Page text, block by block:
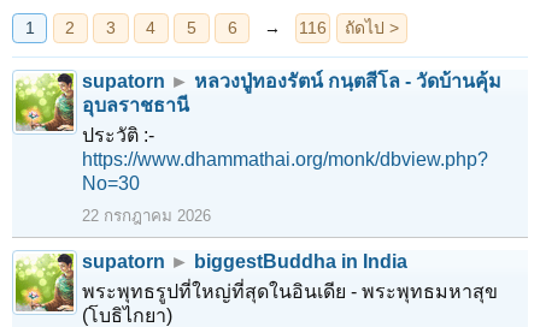
supatorn ► หลวงปู่ทองรัตน์ กนฺตสีโล - วัดบ้านคุ้ม
อุบลราชธานี
ประวัติ :-
https://www.dhammathai.org/monk/dbview.php?
No=30
22 กรกฎาคม 2026
supatorn ► biggestBuddha in India
พระพุทธรูปที่ใหญ่ที่สุดในอินเดีย - พระพุทธมหาสุข
(โบธิไกยา)